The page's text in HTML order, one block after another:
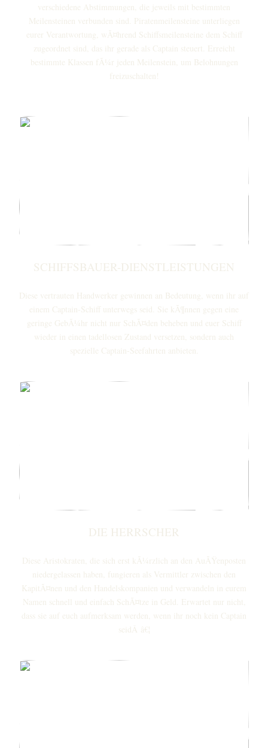
verschiedene Abstimmungen, die jeweils mit bestimmten
Meilensteinen verbunden sind. Piratenmeilensteine unterliegen
eurer Verantwortung, wÃ¤hrend Schiffsmeilensteine dem Schiff
zugeordnet sind, das ihr gerade als Captain steuert. Erreicht
bestimmte Klassen fÃ¼r jeden Meilenstein, um Belohnungen
freizuschalten!
SCHIFFSBAUER-DIENSTLEISTUNGEN
Diese vertrauten Handwerker gewinnen an Bedeutung, wenn ihr auf
einem Captain-Schiff unterwegs seid. Sie kÃ¶nnen gegen eine
geringe GebÃ¼hr nicht nur SchÃ¤den beheben und euer Schiff
wieder in einen tadellosen Zustand versetzen, sondern auch
spezielle Captain-Seefahrten anbieten.
DIE HERRSCHER
Diese Aristokraten, die sich erst kÃ¼rzlich an den AuÃŸenposten
niedergelassen haben, fungieren als Vermittler zwischen den
KapitÃ¤nen und den Handelskompanien und verwandeln in eurem
Namen schnell und einfach SchÃ¤tze in Geld. Erwartet nur nicht,
dass sie auf euch aufmerksam werden, wenn ihr noch kein Captain
seidÂ â€¦